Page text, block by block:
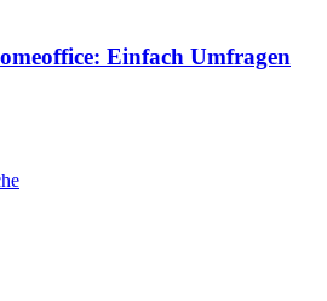
Einfach Umfragen